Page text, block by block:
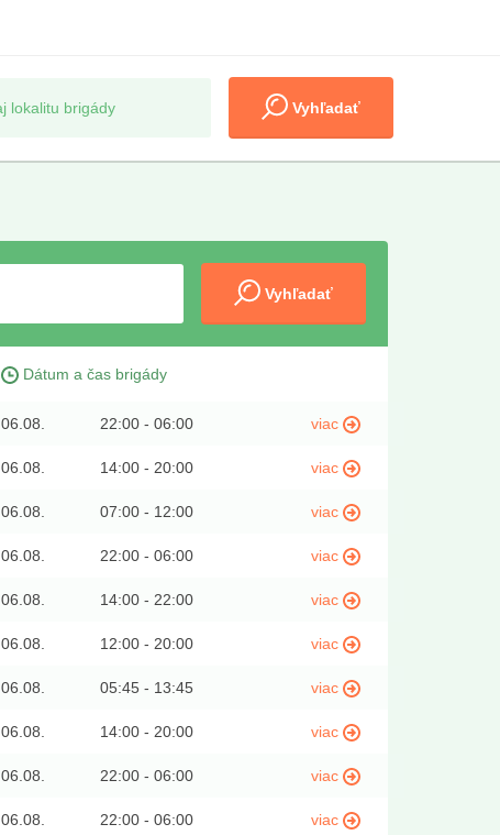
Vyhľadať
Vyhľadať
Dátum a čas brigády
06.08. 22:00 - 06:00 viac
06.08. 14:00 - 20:00 viac
06.08. 07:00 - 12:00 viac
06.08. 22:00 - 06:00 viac
06.08. 14:00 - 22:00 viac
06.08. 12:00 - 20:00 viac
06.08. 05:45 - 13:45 viac
06.08. 14:00 - 20:00 viac
06.08. 22:00 - 06:00 viac
06.08. 22:00 - 06:00 viac